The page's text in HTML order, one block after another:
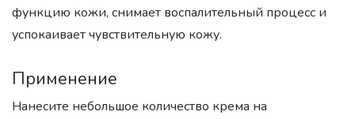
функцию кожи, снимает воспалительный процесс и
успокаивает чувствительную кожу.
Применение
Нанесите небольшое количество крема на